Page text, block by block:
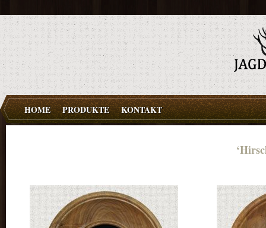
HOME PRODUKTE KONTAKT